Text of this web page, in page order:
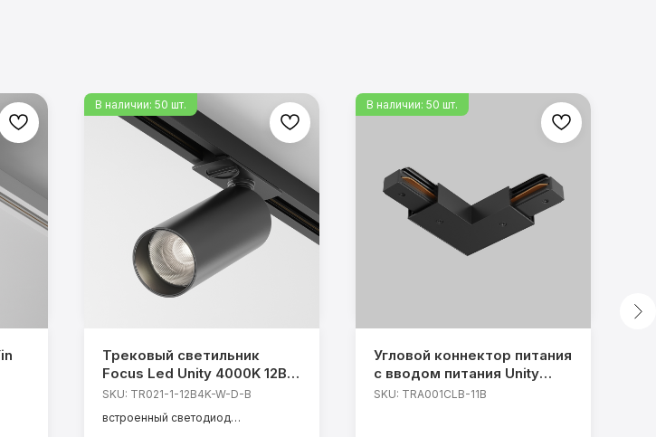
Трековый светильник
Focus Led Unity 4000K 12Вт
50° Dim Triac
SKU: TR021-1-12B4K-W-D-B
встроенный светодиод
Угловой коннектор питания
с вводом питания Unity
черный
SKU: TRA001CLB-11B